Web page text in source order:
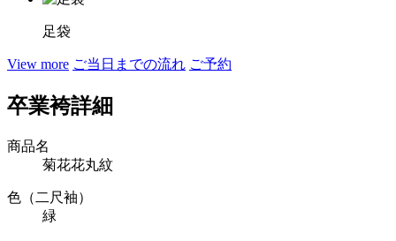
足袋
View more ご当日までの流れ ご予約
卒業袴詳細
商品名
菊花花丸紋
色（二尺袖）
緑